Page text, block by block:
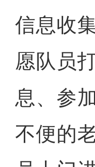
信息收
愿队员
息、参
不便的